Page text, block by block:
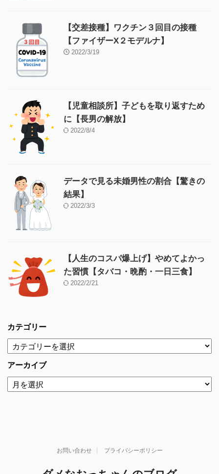
【交差接種】ワクチン３回目の接種
【ファイザーX２モデルナ】
2022/3/19
【児童相談所】子どもを取り返すため
に【長男の解放】
2022/8/4
データで見る未婚男性の割合【驚きの
結果】
2022/3/3
【人生のコスパ爆上げ】やめてよかっ
た習慣【タバコ・晩酌・一日三食】
2022/2/21
カテゴリー
アーカイブ
お問い合わせ プライバシーポリシー